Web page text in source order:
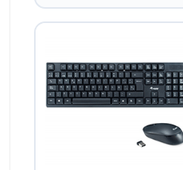
VGA+HDMI+DP+DVI
221,43 €